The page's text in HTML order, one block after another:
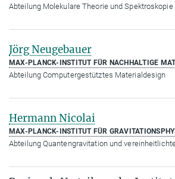
Abteilung Molekulare Theorie und Spektroskopie
Jörg Neugebauer
MAX-PLANCK-INSTITUT FÜR NACHHALTIGE
Abteilung Computergestütztes Materialdesign
Hermann Nicolai
MAX-PLANCK-INSTITUT FÜR
Abteilung Quantengravitation und